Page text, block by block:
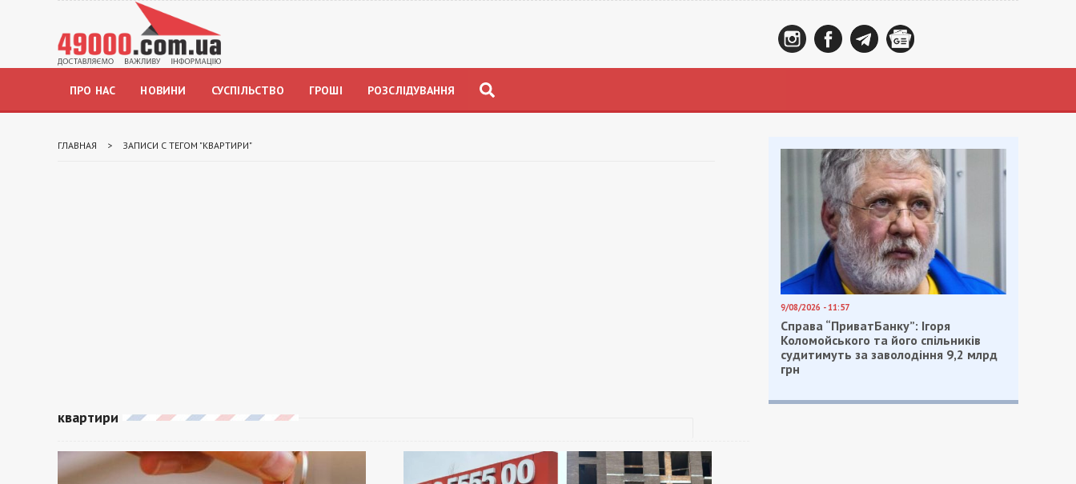
ПРО НАС НОВИНИ СУСПІЛЬСТВО ГРОШІ РОЗСЛІДУВАННЯ
ГЛАВНАЯ > ЗАПИСИ С ТЕГОМ "КВАРТИРИ"
квартири
9/08/2026 - 11:57
Справа “ПриватБанку”: Ігоря
Коломойського та його спільників
судитимуть за заволодіння 9,2 млрд
грн